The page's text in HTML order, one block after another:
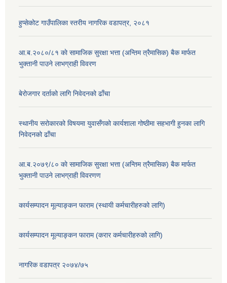
हुप्सेकोट गाउँपालिका स्तरीय नागरिक वडापत्र, २०८१
आ.ब.२०८०/८१ काे सामाजिक सुरक्षा भत्ता (अन्तिम त्रैमासिक) बैक मार्फत
भुक्तानी पाउने लाभग्राही विवरण
बेरोजगार दर्ताको लागि निवेदनको ढाँचा
स्थानीय सरोकारको विषयमा युवासँगको कार्यशाला गोष्ठीमा सहभागी हुनका लागि
निवेदनको ढाँचा
आ.ब.२०७९/८० काे सामाजिक सुरक्षा भत्ता (अन्तिम त्रैमासिक) बैक मार्फत
भुक्तानी पाउने लाभग्राही विवरणण
कार्यसम्पादन मूल्याङ्कन फाराम (स्थायी कर्मचारीहरुको लागि)
कार्यसम्पादन मूल्याङ्कन फाराम (करार कर्मचारीहरुको लागि)
नागरिक वडापत्र २०७४/७५